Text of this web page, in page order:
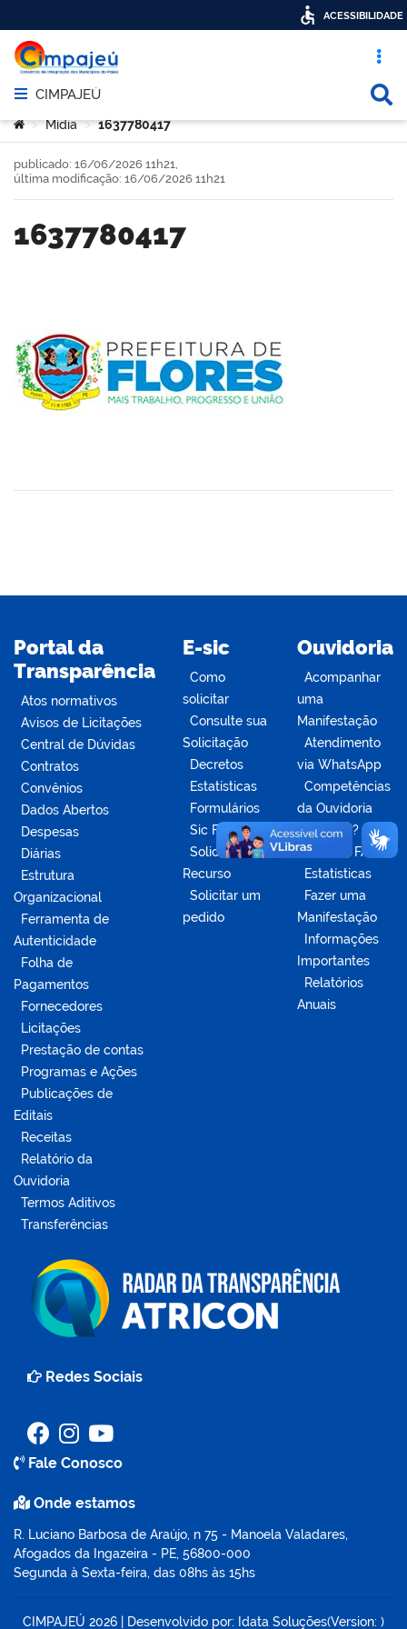
Acesso
Abrir menu principal de navegação
CIMPAJEÚ
Você está aqui:
> Mídia > 1637780417
1637780417
publicado: 16/06/2026 11h21,
última modificação: 16/06/2026 11h21
Portal da
Transparência
Atos normativos
Avisos de Licitações
Central de Dúvidas
Contratos
Convênios
Dados Abertos
Despesas
Diárias
Estrutura
Organizacional
Ferramenta de
Autenticidade
Folha de
Pagamentos
Fornecedores
Licitações
Prestação de contas
Programas e Ações
Publicações de
Editais
Receitas
Relatório da
Ouvidoria
Termos Aditivos
Transferências
E-sic
Como
solicitar
Consulte sua
Solicitação
Decretos
Estatísticas
Formulários
Sic Físico
Solicitar
Recurso
Solicitar um
pedido
Ouvidoria
Acompanhar
uma
Manifestação
Atendimento
via WhatsApp
Competências
da Ouvidoria
Dúvidas?
Acesse o FAQ
Estatísticas
Fazer uma
Manifestação
Informações
Importantes
Relatórios
Anuais
Redes Sociais
Fale Conosco
Onde estamos
R. Luciano Barbosa de Araújo, n 75 - Manoela Valadares,
Afogados da Ingazeira - PE, 56800-000
Segunda à Sexta-feira, das 08hs às 15hs
CIMPAJEÚ 2026 Desenvolvido por: Idata Soluções(Version: )
ACESSIBILIDADE